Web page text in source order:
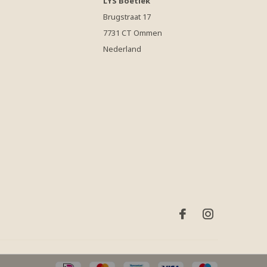
Brugstraat 17
7731 CT Ommen
Nederland